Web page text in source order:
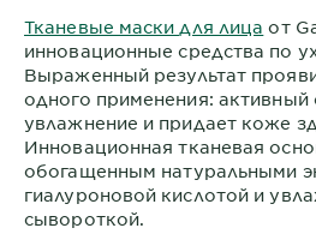
Тканевые маски для лица от
инновационные средства по
Выраженный результат
одного применения: активный
увлажнение и придает коже
Инновационная тканевая
обогащенным натуральными
гиалуроновой кислотой и
сывороткой.